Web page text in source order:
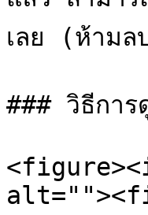
เลย (ห้ามล
### วิธีการ